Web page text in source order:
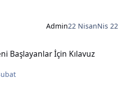
Admin22 NisanNis 22
Başlayanlar İçin Kılavuz